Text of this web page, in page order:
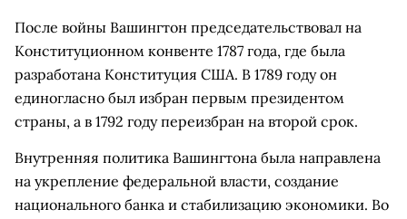
После войны Вашингтон председательствовал на
Конституционном конвенте 1787 года, где была
разработана Конституция США. В 1789 году он
единогласно был избран первым президентом
страны, а в 1792 году переизбран на второй срок.
Внутренняя политика Вашингтона была направлена
на укрепление федеральной власти, создание
национального банка и стабилизацию экономики. Во